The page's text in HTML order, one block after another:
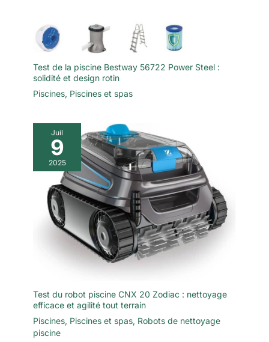
Test de la piscine Bestway 56722 Power Steel :
solidité et design rotin
Piscines, Piscines et spas
Juil
9
2025
Test du robot piscine CNX 20 Zodiac : nettoyage
efficace et agilité tout terrain
Piscines, Piscines et spas, Robots de nettoyage
piscine